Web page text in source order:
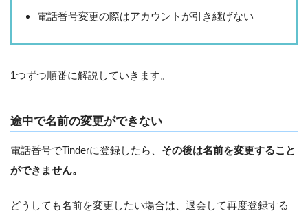
電話番号変更の際はアカウントが引き継げない
1つずつ順番に解説していきます。
途中で名前の変更ができない
電話番号でTinderに登録したら、 その後は名前を変更すること
ができません。
どうしても名前を変更したい場合は、退会して再度登録する